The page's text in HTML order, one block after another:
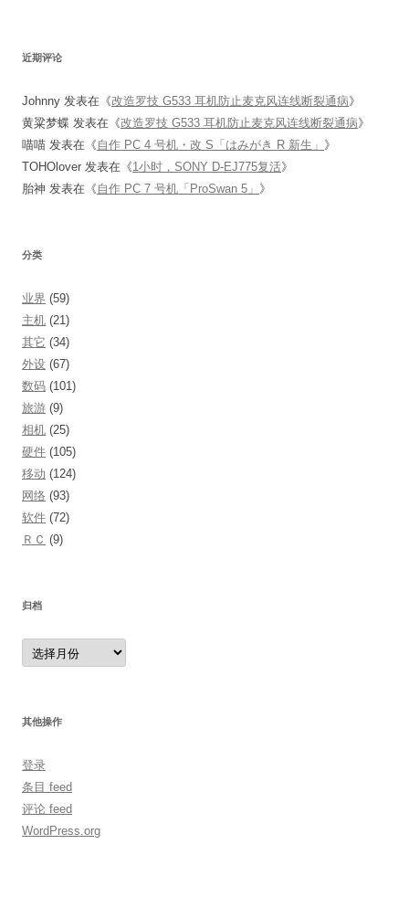
近期评论
Johnny 发表在《改造罗技 G533 耳机防止麦克风连线断裂通病》
黄粱梦蝶 发表在《改造罗技 G533 耳机防止麦克风连线断裂通病》
喵喵 发表在《自作 PC 4 号机・改 S「はみがき R 新生」 》
TOHOlover 发表在《1小时，SONY D-EJ775复活》
胎神 发表在《自作 PC 7 号机「ProSwan 5」 》
分类
业界 (59)
主机 (21)
其它 (34)
外设 (67)
数码 (101)
旅游 (9)
相机 (25)
硬件 (105)
移动 (124)
网络 (93)
软件 (72)
ＲＣ (9)
归档
归
档
其他操作
登录
条目 feed
评论 feed
WordPress.org